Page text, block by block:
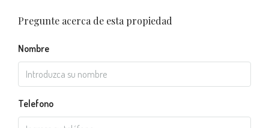
Pregunte acerca de esta propiedad
Nombre
Telefono